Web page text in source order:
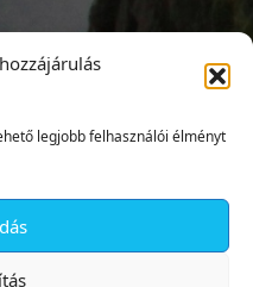
legjobb felhasználói élményt
✕